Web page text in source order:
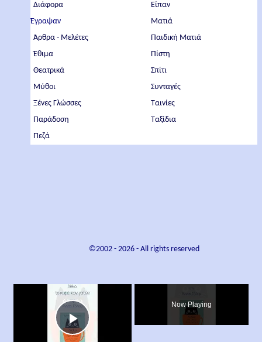
Διάφορα
Έγραψαν
Άρθρα - Μελέτες
Έθιμα
Θεατρικά
Μύθοι
Ξένες Γλώσσες
Παράδοση
Πεζά
Είπαν
Ματιά
Παιδική Ματιά
Πίστη
Σπίτι
Συνταγές
Ταινίες
Ταξίδια
©2002 - 2026- All rights reserved
Play
Now Playing